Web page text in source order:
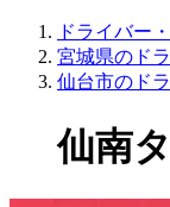
ドライバー
宮城県のド
仙台市のド
仙南